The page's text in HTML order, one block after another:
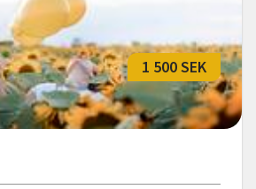
1 500 SEK